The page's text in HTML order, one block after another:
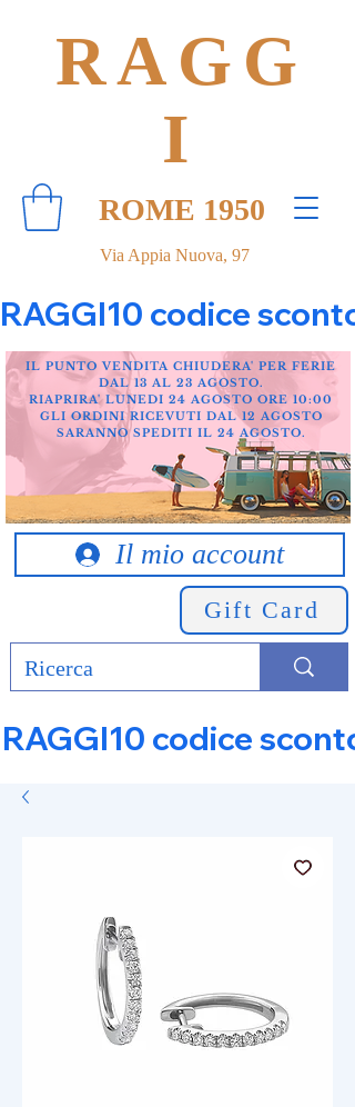
Via Appia Nuova, 97
RAGG
I
ROME 1950
RAGGI10 codice
Il mio account
Gift Card
IL PUNTO VENDITA CHIUDERA' PER FERIE
DAL 13 AL 23 AGOSTO.
RIAPRIRA' LUNEDI 24 AGOSTO ORE 10:00
GLI ORDINI RICEVUTI DAL 12 AGOSTO
SARANNO SPEDITI IL 24 AGOSTO.
RAGGI10 codice